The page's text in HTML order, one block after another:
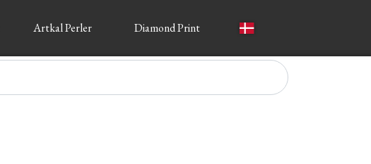
Artkal Perler Diamond Print